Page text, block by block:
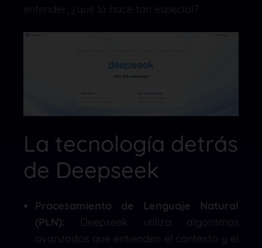
entender, ¿qué la hace tan especial?
La tecnología detrás
de Deepseek
Procesamiento de Lenguaje Natural
(PLN): Deepseek utiliza algoritmos
avanzados que entienden el contexto y el